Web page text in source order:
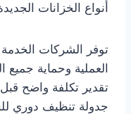
أنواع الخزانات
توفر الشركات
العملية وحماية جميع
تقدير تكلفة واضح
جدولة تنظيف دوري